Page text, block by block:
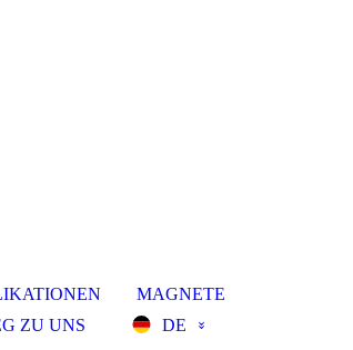
MAGNETE
ZU UNS DE